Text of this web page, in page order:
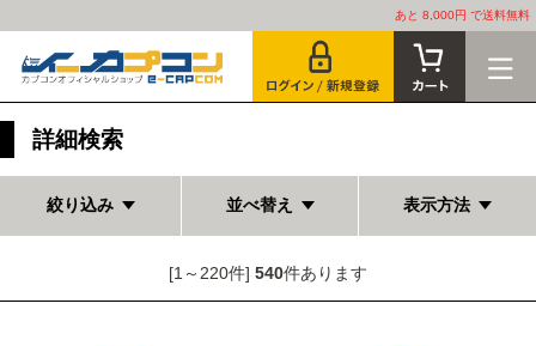
あと 8,000円 で送料無料
詳細検索
絞り込み 並べ替え 表示方法
[1～220件] 540件あります